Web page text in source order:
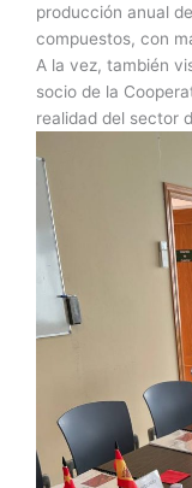
producción anual
compuestos, con
A la vez, también
socio de la
realidad del sector